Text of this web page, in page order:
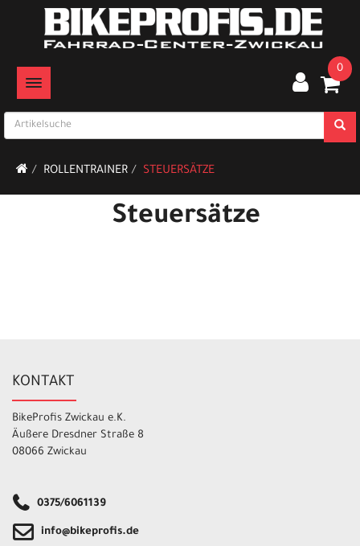
TOGGLE NAVIGATION
0
ROLLENTRAINER STEUERSÄTZE
Steuersätze
KONTAKT
BikeProfis Zwickau e.K.
Äußere Dresdner Straße 8
08066 Zwickau
0375/6061139
info@bikeprofis.de